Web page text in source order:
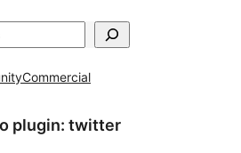
Commercial
plugin: twitter